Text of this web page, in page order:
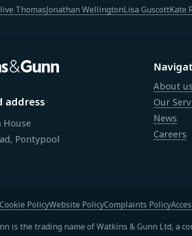
ThomasJonathan WellingtonLisa GuscottKate
address
Pontypool
About us
Our
News
Careers
PolicyWebsite PolicyComplaints Policy
is the trading name of Watkins & Gunn Ltd, a